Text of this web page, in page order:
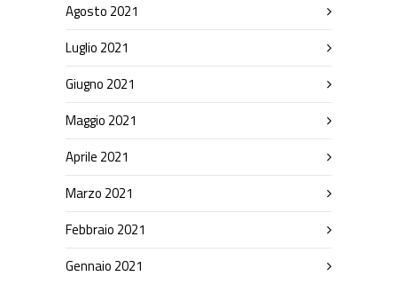
Agosto 2021
Luglio 2021
Giugno 2021
Maggio 2021
Aprile 2021
Marzo 2021
Febbraio 2021
Gennaio 2021